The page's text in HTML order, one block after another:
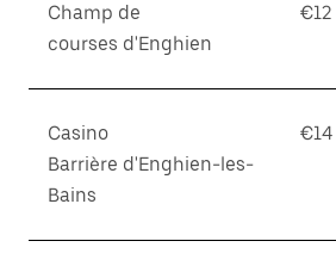
Champ de
courses d'Enghien
€12
Casino
Barrière d'Enghien-les-
Bains
€14